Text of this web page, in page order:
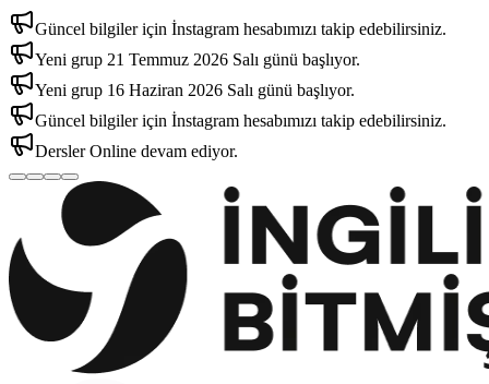
Güncel bilgiler için İnstagram hesabımızı takip edebilirsiniz.
Yeni grup 21 Temmuz 2026 Salı günü başlıyor.
Yeni grup 16 Haziran 2026 Salı günü başlıyor.
Güncel bilgiler için İnstagram hesabımızı takip edebilirsiniz.
Dersler Online devam ediyor.